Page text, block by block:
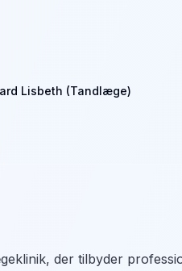
Lisbeth (Tandlæge)
der tilbyder